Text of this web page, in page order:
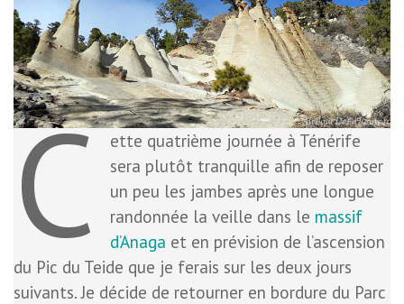
C
ette quatrième journée à Ténérife
sera plutôt tranquille afin de reposer
un peu les jambes après une longue
randonnée la veille dans le massif
d’Anaga et en prévision de l’ascension
du Pic du Teide que je ferais sur les deux jours
suivants. Je décide de retourner en bordure du Parc